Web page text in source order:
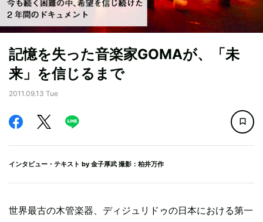
記憶を失った音楽家GOMAが、「未
来」を信じるまで
2011.09.13 Tue
インタビュー・テキスト by 金子厚武 撮影：柏井万作
世界最古の木管楽器、ディジュリドゥの日本における第一